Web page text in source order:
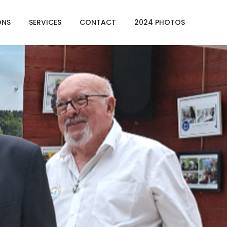
SERVICES CONTACT 2024 PHOTOS